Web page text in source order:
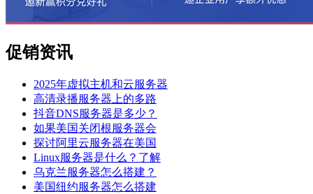
促销资讯
2025年虚拟主机和云服务器
高清录播服务器上的多路
抖音DNS服务器是多少？
如果美国关闭根服务器会
探讨阿里云服务器在美国
Linux服务器是什么？了解
乌克兰服务器怎么搭建？
美国纽约服务器怎么搭建